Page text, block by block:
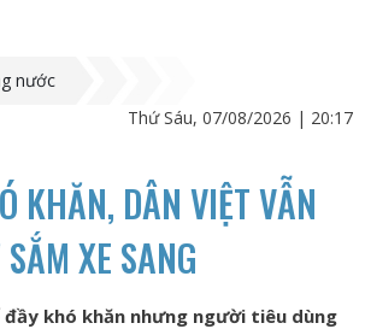
nước
Thứ Sáu, 07/08/2026 | 20:17
KHĂN, DÂN VIỆT VẪN
XE SANG
đầy khó khăn nhưng người tiêu dùng